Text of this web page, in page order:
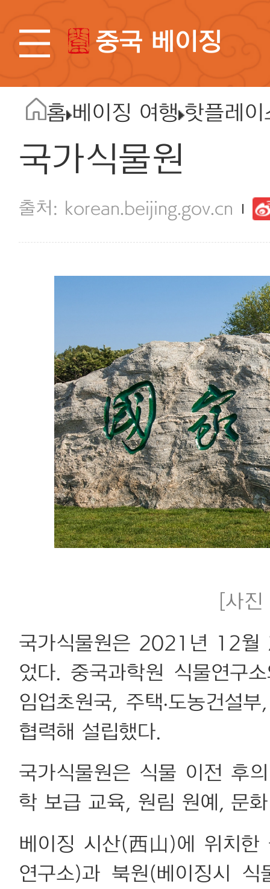
중국 베이징
홈 베이징 여행 핫플레이
국가식물원
korean.beijing.gov.cn
[사
국가식물원은 2021년 12월
었다. 중국과학원 식물연구
임업초원국, 주택·도농건설
협력해 설립했다.
국가식물원은 식물 이전 후
학 보급 교육, 원림 원예, 문
베이징 시산(西山)에 위치한
연구소)과 북원(베이징시